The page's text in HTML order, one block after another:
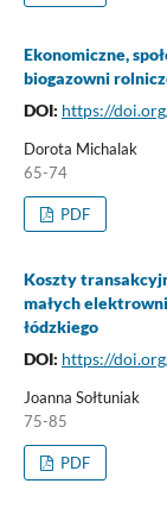
Ekonomiczne,
biogazowni
DOI: https://
Dorota Michalak
65-74
PDF
Koszty
małych
łódzkiego
DOI: https://
Joanna Sołtuniak
75-85
PDF